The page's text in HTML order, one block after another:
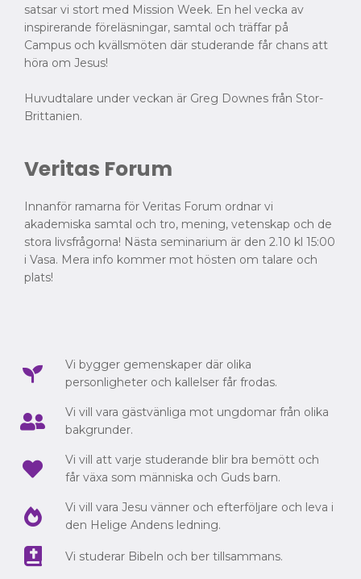
satsar vi stort med Mission Week. En hel vecka av
inspirerande föreläsningar, samtal och träffar på
Campus och kvällsmöten där studerande får chans att
höra om Jesus!
Huvudtalare under veckan är Greg Downes från Stor-
Brittanien.
Veritas Forum
Innanför ramarna för Veritas Forum ordnar vi
akademiska samtal och tro, mening, vetenskap och de
stora livsfrågorna! Nästa seminarium är den 2.10 kl 15:00
i Vasa. Mera info kommer mot hösten om talare och
plats!
Vi bygger gemenskaper där olika
personligheter och kallelser får frodas.
Vi vill vara gästvänliga mot ungdomar från olika
bakgrunder.
Vi vill att varje studerande blir bra bemött och
får växa som människa och Guds barn.
Vi vill vara Jesu vänner och efterföljare och leva i
den Helige Andens ledning.
Vi studerar Bibeln och ber tillsammans.